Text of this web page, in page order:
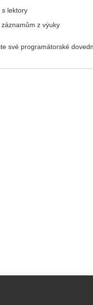
s lektory
z výuky
své programátorské